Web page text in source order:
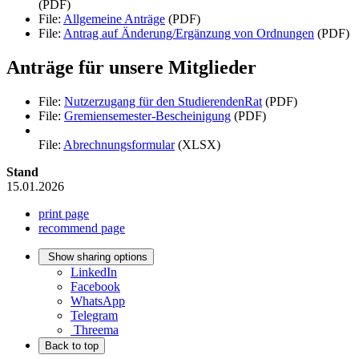
(PDF)
File: Allgemeine Anträge (PDF)
File: Antrag auf Änderung/Ergänzung von Ordnungen (PDF)
Anträge für unsere Mitglieder
File: Nutzerzugang für den StudierendenRat (PDF)
File: Gremiensemester-Bescheinigung (PDF)
File: Abrechnungsformular(XLSX)
Stand
15.01.2026
print page
recommend page
Show sharing options
LinkedIn
Facebook
WhatsApp
Telegram
Threema
Back to top